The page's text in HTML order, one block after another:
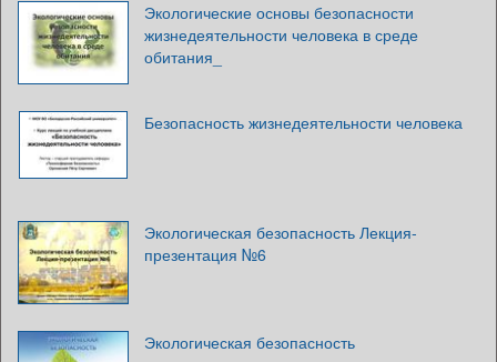
Экологические основы безопасности
жизнедеятельности человека в среде
обитания_
Безопасность жизнедеятельности человека
Экологическая безопасность Лекция-
презентация №6
Экологическая безопасность